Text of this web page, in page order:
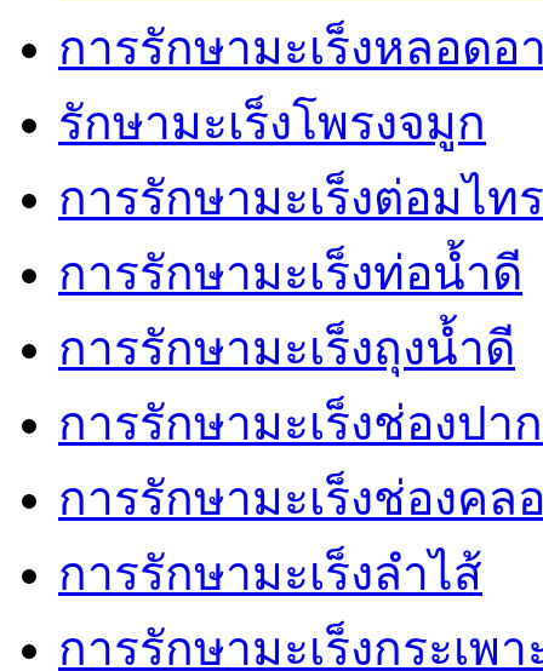
การรักษามะเร็งหลอดอ
รักษามะเร็งโพรงจมูก
การรักษามะเร็งต่อมไท
การรักษามะเร็งท่อน้ำดี
การรักษามะเร็งถุงน้ำดี
การรักษามะเร็งช่องปาก
การรักษามะเร็งช่องคล
การรักษามะเร็งลำไส้
การรักษามะเร็งกระเพ